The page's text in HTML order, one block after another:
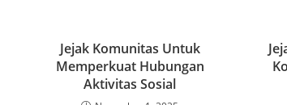
Jejak Komunitas Untuk
Memperkuat Hubungan
Aktivitas Sosial